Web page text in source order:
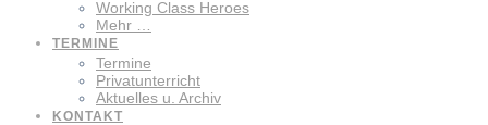
Working Class Heroes
Mehr …
TERMINE
Termine
Privatunterricht
Aktuelles u. Archiv
KONTAKT